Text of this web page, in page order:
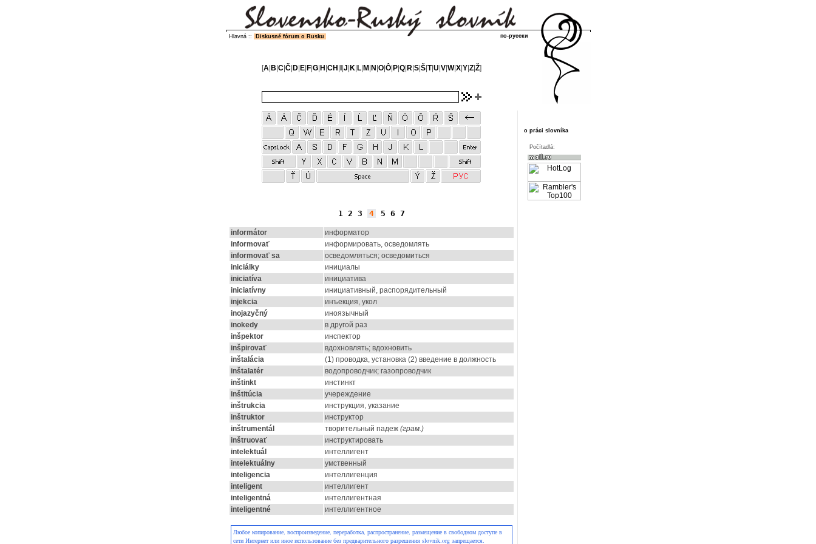
Hlavná :: Diskusné fórum o Rusku по-русски
[A| B C| Č| D| E| F| G| H CH J K| L| M N O| Ô| P| Q| R| S| Š| T|U V| W|X| Y| Z| Ž]
1 2 3 4 5 6 7
informátor
информатор
informovať
информировать, осведомлять
informovať sa
осведомляться; осведомиться
iniciálky
инициалы
iniciatíva
инициатива
iniciatívny
инициативный, распорядительный
injekcia
инъекция, укол
inojazyčný
иноязычный
inokedy
в другой раз
inšpektor
инспектор
inšpirovať
вдохновлять; вдохновить
inštalácia
(1) проводка, установка (2) введение в должность
inštalatér
водопроводчик; газопроводчик
inštinkt
инстинкт
inštitúcia
учереждение
inštrukcia
инструкция, указание
inštruktor
инструктор
inštrumentál
творительный падеж (грам.)
inštruovať
инструктировать
intelektuál
интеллигент
intelektuálny
умственный
inteligencia
интеллигенция
inteligent
интеллигент
inteligentná
интеллигентная
inteligentné
интеллигентное
Любое копирование, воспроизведение, переработка, распространение, размещение в свободном доступе в
сети Интернет или иное использование без предварительного разрешения slovnik.org запрещается.
o práci slovníka
Počítadlá: